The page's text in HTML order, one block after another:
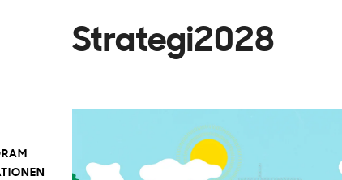
Strategi2028